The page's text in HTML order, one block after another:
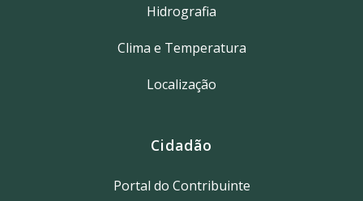
Hidrografia
Clima e Temperatura
Localização
Cidadão
Portal do Contribuinte